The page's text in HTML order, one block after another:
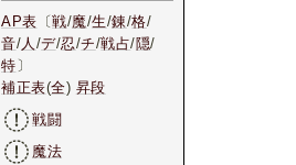
AP表 〔戦/魔/生/錬/格/
音/ 人 /デ/忍/チ/戦占/隠/
特 〕
補正表(全) 昇段
戦闘
魔法